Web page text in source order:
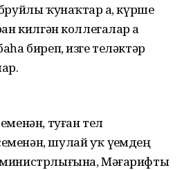
ҡунаҡтар ҙа, күрше
килгән коллегалар ҙа
биреп, изге теләктәр
туған тел
шулай уҡ үҙемдең
Мәғарифты